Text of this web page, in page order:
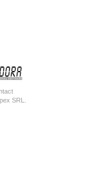
SRL